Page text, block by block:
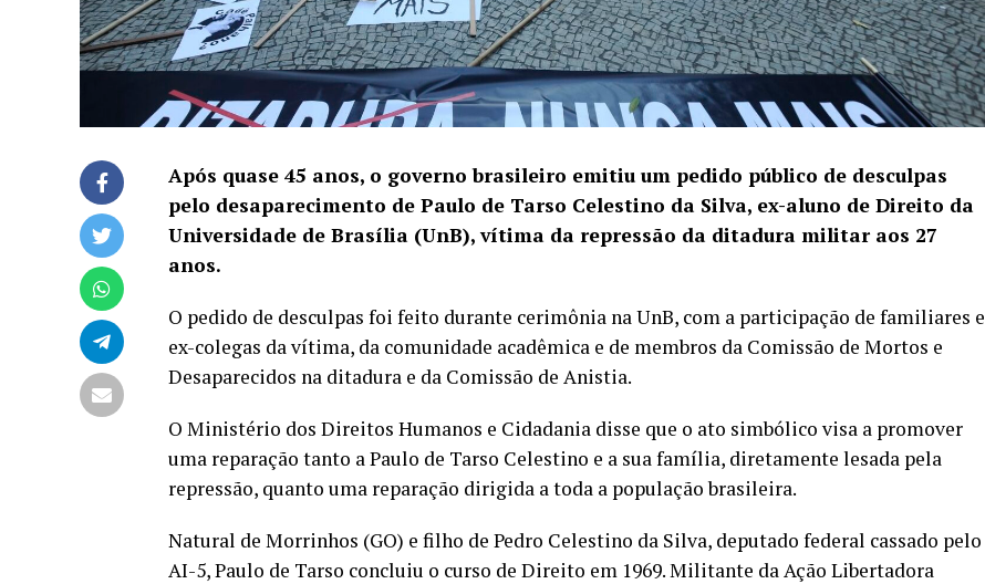
Após quase 45 anos, o governo brasileiro emitiu um pedido público de desculpas
pelo desaparecimento de Paulo de Tarso Celestino da Silva, ex-aluno de Direito da
Universidade de Brasília (UnB), vítima da repressão da ditadura militar aos 27
anos.
O pedido de desculpas foi feito durante cerimônia na UnB, com a participação de familiares e
ex-colegas da vítima, da comunidade acadêmica e de membros da Comissão de Mortos e
Desaparecidos na ditadura e da Comissão de Anistia.
O Ministério dos Direitos Humanos e Cidadania disse que o ato simbólico visa a promover
uma reparação tanto a Paulo de Tarso Celestino e a sua família, diretamente lesada pela
repressão, quanto uma reparação dirigida a toda a população brasileira.
Natural de Morrinhos (GO) e filho de Pedro Celestino da Silva, deputado federal cassado pelo
AI-5, Paulo de Tarso concluiu o curso de Direito em 1969. Militante da Ação Libertadora